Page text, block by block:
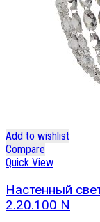
Add to wishlist
Compare
Quick View
Настенный
2.20.100 N